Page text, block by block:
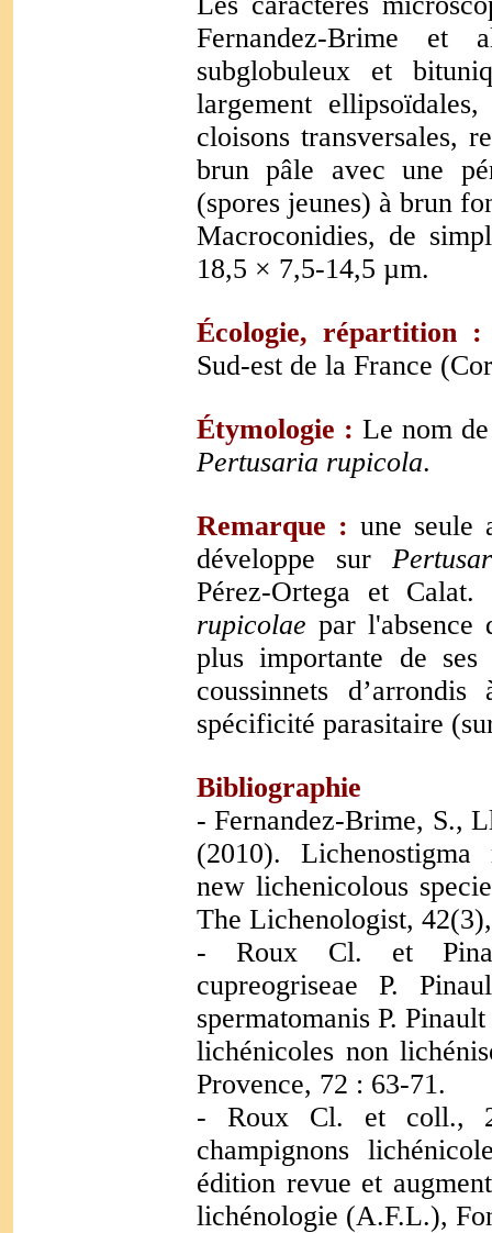
Fernandez-Brime et
subglobuleux et
largement
cloisons transversales,
brun pâle avec une
(spores jeunes) à brun
Macroconidies, de
18,5 × 7,5-14,5 µm.
Écologie, répartition :
Sud-est de la France
Étymologie : Le nom
Pertusaria rupicola.
Remarque : une seule
développe sur
Pérez-Ortega et
rupicolae par l'absence
plus importante de ses
coussinnets
spécificité parasitaire
Bibliographie
- Fernandez-Brime, S.,
(2010). Lichenostigma
new lichenicolous
The Lichenologist,
- Roux Cl. et
cupreogriseae P.
spermatomanis P.
lichénicoles non
Provence, 72 : 63-71.
- Roux Cl. et coll.,
champignons
édition revue et
lichénologie (A.F.L.),